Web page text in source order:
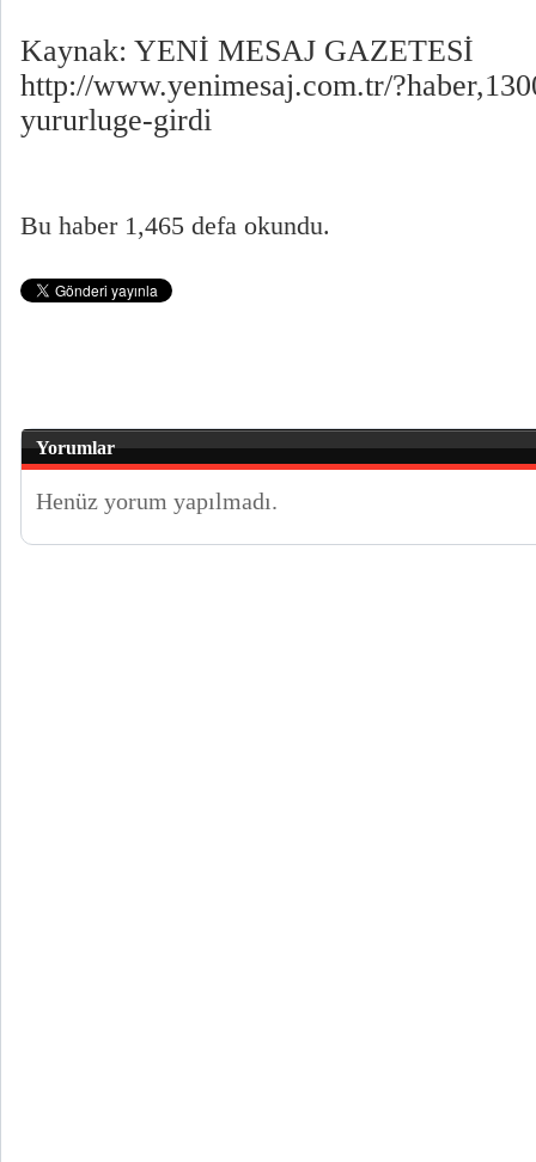
Kaynak: YENİ MESAJ GAZETESİ
http://www.yenimesaj.com.tr/
yururluge-girdi
Bu haber 1,465 defa okundu.
Yorumlar
Henüz yorum yapılmadı.